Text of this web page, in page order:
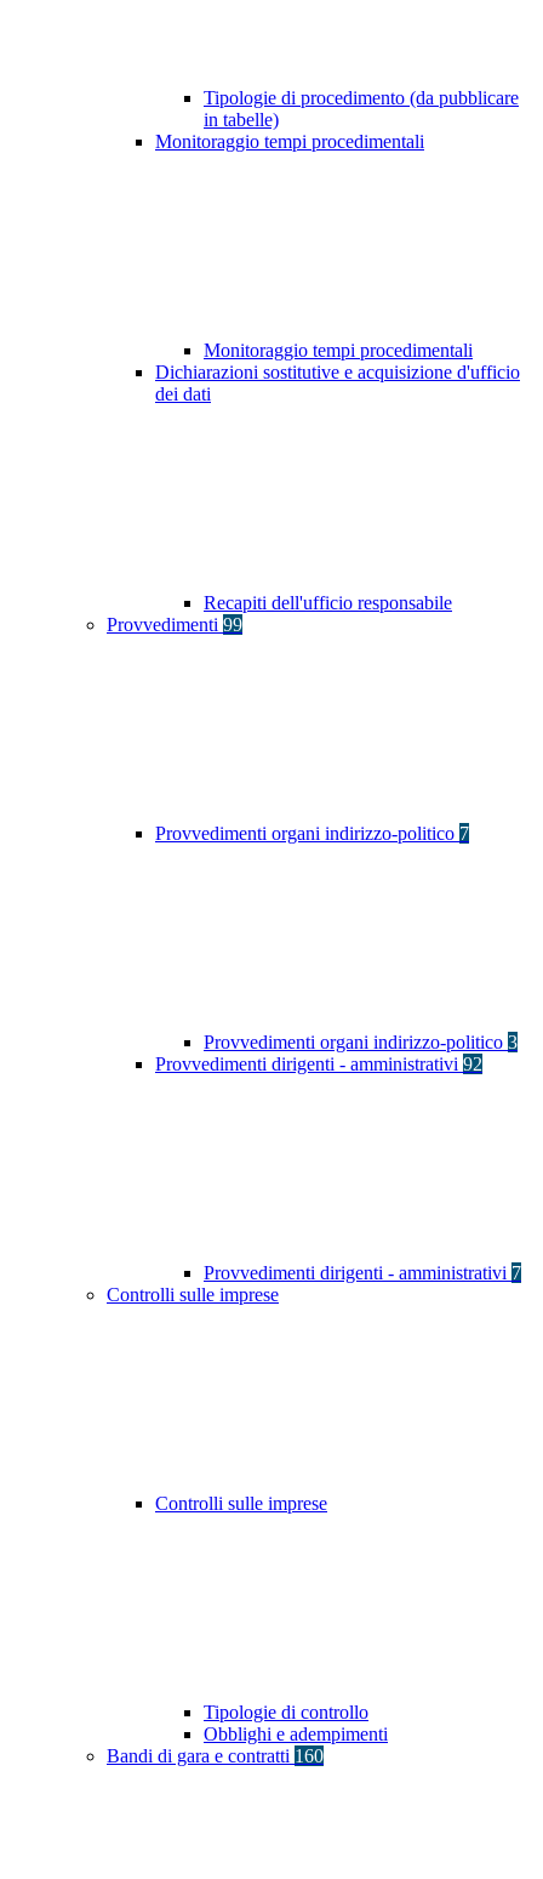
Tipologie di procedimento (da pubblicare
in tabelle)
Monitoraggio tempi procedimentali
Monitoraggio tempi procedimentali
Dichiarazioni sostitutive e acquisizione d'ufficio
dei dati
Recapiti dell'ufficio responsabile
Provvedimenti 99
Provvedimenti organi indirizzo-politico 7
Provvedimenti organi indirizzo-politico 3
Provvedimenti dirigenti - amministrativi 92
Provvedimenti dirigenti - amministrativi 7
Controlli sulle imprese
Controlli sulle imprese
Tipologie di controllo
Obblighi e adempimenti
Bandi di gara e contratti 160